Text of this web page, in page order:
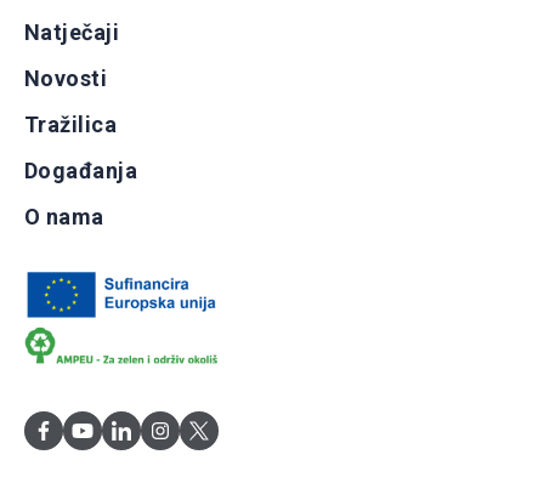
Natječaji
Novosti
Tražilica
Događanja
O nama